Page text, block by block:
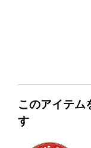
このアイテム
す